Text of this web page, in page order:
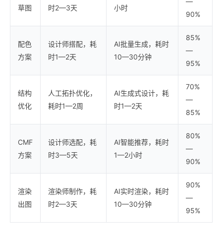
草图
时2—3天
小时
90%
配色
方案
设计师搭配，耗
时1—2天
AI批量生成，耗时
10—30分钟
85%
—
95%
结构
优化
人工拓扑优化，
耗时1—2周
AI生成式设计，耗
时1—2天
70%
—
85%
CMF
方案
设计师选配，耗
时3—5天
AI智能推荐，耗时
1—2小时
80%
—
90%
渲染
出图
渲染师制作，耗
时2—3天
AI实时渲染，耗时
10—30分钟
90%
—
95%